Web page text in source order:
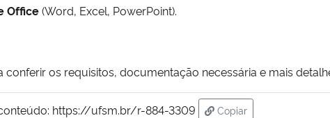
Office(Word, Excel, PowerPoint).
conferir os requisitos, documentação necessária e mais
https://ufsm.br/r-884-3309
Copiar